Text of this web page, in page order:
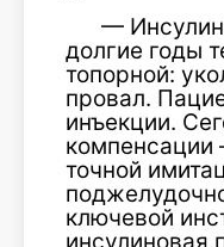
—
долгие годы
топорной:
провал.
инъекции.
точной
ключевой
инсулиновая